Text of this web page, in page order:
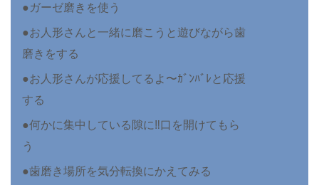
●ガーゼ磨きを使う
●お人形さんと一緒に磨こうと遊びながら歯
磨きをする
●お人形さんが応援してるよ〜ｶﾞﾝﾊﾞﾚと応援
する
●何かに集中している隙に‼︎口を開けてもら
う
●歯磨き場所を気分転換にかえてみる